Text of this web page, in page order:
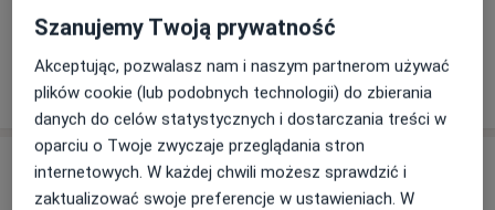
lek. Rafał Henryk Żurawski
Ortopeda
67 opinii
Adres
Szanujemy Twoją prywatność
Akceptując, pozwalasz nam i naszym partnerom używać
plików cookie (lub podobnych technologii) do zbierania
danych do celów statystycznych i dostarczania treści w
oparciu o Twoje zwyczaje przeglądania stron
internetowych. W każdej chwili możesz sprawdzić i
zaktualizować swoje preferencje w ustawieniach. W